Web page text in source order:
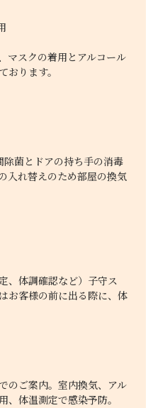
マスクの着用とアルコール
ります。
菌とドアの持ち手の消毒
入れ替えのため部屋の換気
、体調確認など）子守ス
お客様の前に出る際に、体
のご案内。室内換気、アル
、体温測定で感染予防。